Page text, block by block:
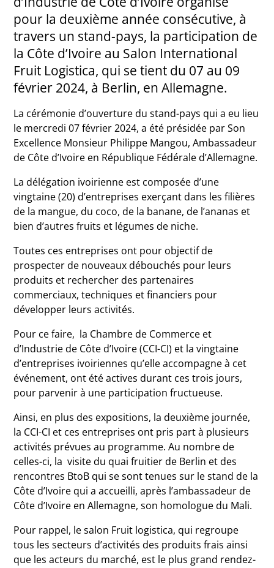
pour la deuxième année consécutive, à
travers un stand-pays, la participation de
la Côte d’Ivoire au Salon International
Fruit Logistica, qui se tient du 07 au 09
février 2024, à Berlin, en Allemagne.
La cérémonie d’ouverture du stand-pays qui a eu lieu
le mercredi 07 février 2024, a été présidée par Son
Excellence Monsieur Philippe Mangou, Ambassadeur
de Côte d’Ivoire en République Fédérale d’Allemagne.
La délégation ivoirienne est composée d’une
vingtaine (20) d’entreprises exerçant dans les filières
de la mangue, du coco, de la banane, de l’ananas et
bien d’autres fruits et légumes de niche.
Toutes ces entreprises ont pour objectif de
prospecter de nouveaux débouchés pour leurs
produits et rechercher des partenaires
commerciaux, techniques et financiers pour
développer leurs activités.
Pour ce faire, la Chambre de Commerce et
d’Industrie de Côte d’Ivoire (CCI-CI) et la vingtaine
d’entreprises ivoiriennes qu’elle accompagne à cet
événement, ont été actives durant ces trois jours,
pour parvenir à une participation fructueuse.
Ainsi, en plus des expositions, la deuxième journée,
la CCI-CI et ces entreprises ont pris part à plusieurs
activités prévues au programme. Au nombre de
celles-ci, la visite du quai fruitier de Berlin et des
rencontres BtoB qui se sont tenues sur le stand de la
Côte d’Ivoire qui a accueilli, après l’ambassadeur de
Côte d’Ivoire en Allemagne, son homologue du Mali.
Pour rappel, le salon Fruit logistica, qui regroupe
tous les secteurs d’activités des produits frais ainsi
que les acteurs du marché, est le plus grand rendez-